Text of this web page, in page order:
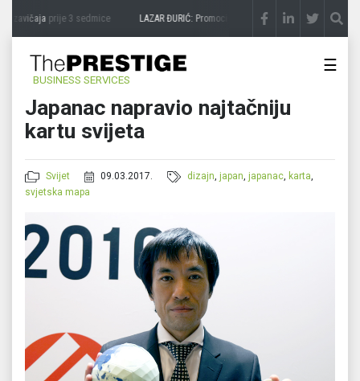
zavičajaprije 3 sedmice LAZAR ĐURIĆ: Promocija potencijal pretvara u destinaciju
BUSINESS SERVICES
☰
Japanac napravio najtačniju
kartu svijeta
Svijet 09.03.2017. dizajn,japan,japanac, karta,
svjetska mapa